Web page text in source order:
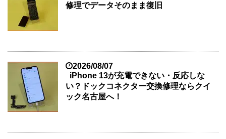
修理でデータそのまま復旧
2026/08/07
iPhone 13が充電できない・反応しな
い？ドックコネクター交換修理ならクイ
ック名古屋へ！